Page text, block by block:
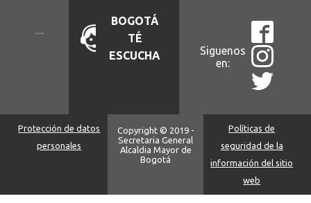
BOGOTÁ
TÉ
ESCUCHA
Siguenos
en:
Protección de datos
personales
Copyright © 2019 -
Secretaria General
Alcaldia Mayor de
Bogotá
Políticas de
seguridad de la
información del sitio
web